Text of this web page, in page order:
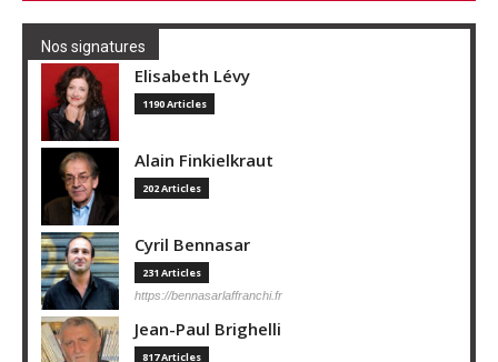
Nos signatures
Elisabeth Lévy
1190 Articles
Alain Finkielkraut
202 Articles
Cyril Bennasar
231 Articles
https://bennasarlaffranchi.fr
Jean-Paul Brighelli
817 Articles